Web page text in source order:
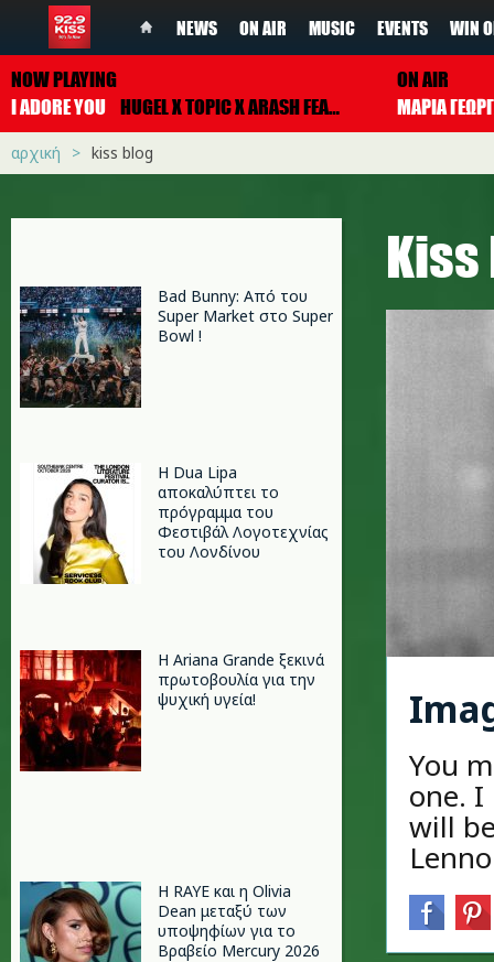
NEWS ON AIR MUSIC EVENTS WIN
NOW PLAYING
I ADORE YOU HUGEL X TOPIC X ARASH FEAT. DAECOLM
ON AIR
ΜΑΡΙΑ
αρχική kiss blog
Bad Bunny: Από του
Super Market στο Super
Bowl !
Η Dua Lipa
αποκαλύπτει το
πρόγραμμα του
Φεστιβάλ Λογοτεχνίας
του Λονδίνου
Η Ariana Grande ξεκινά
πρωτοβουλία για την
ψυχική υγεία!
Η RAYE και η Olivia
Dean μεταξύ των
υποψηφίων για το
Βραβείο Mercury 2026
Kiss
You
one.
will